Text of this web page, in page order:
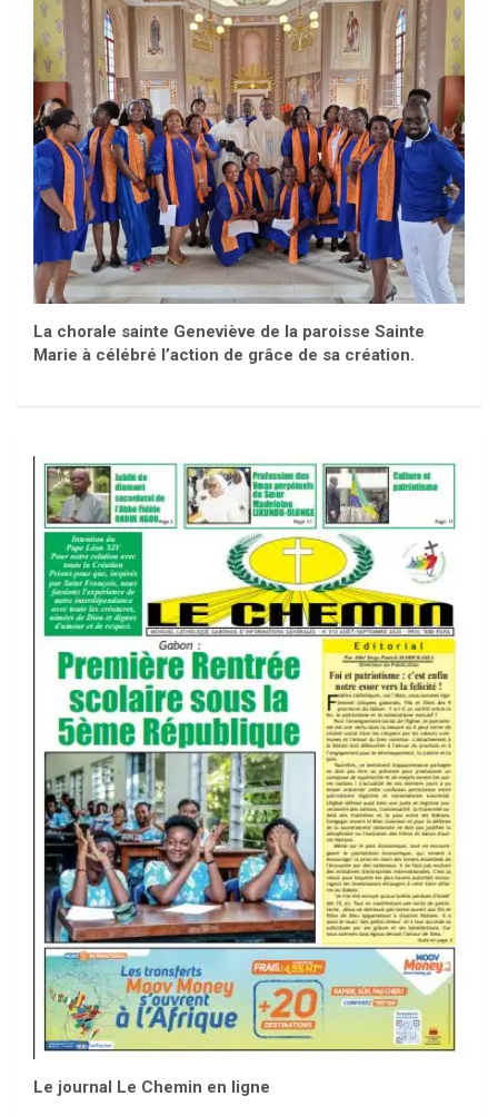
La chorale sainte Geneviève de la paroisse Sainte
Marie à célébré l’action de grâce de sa création.
Le journal Le Chemin en ligne